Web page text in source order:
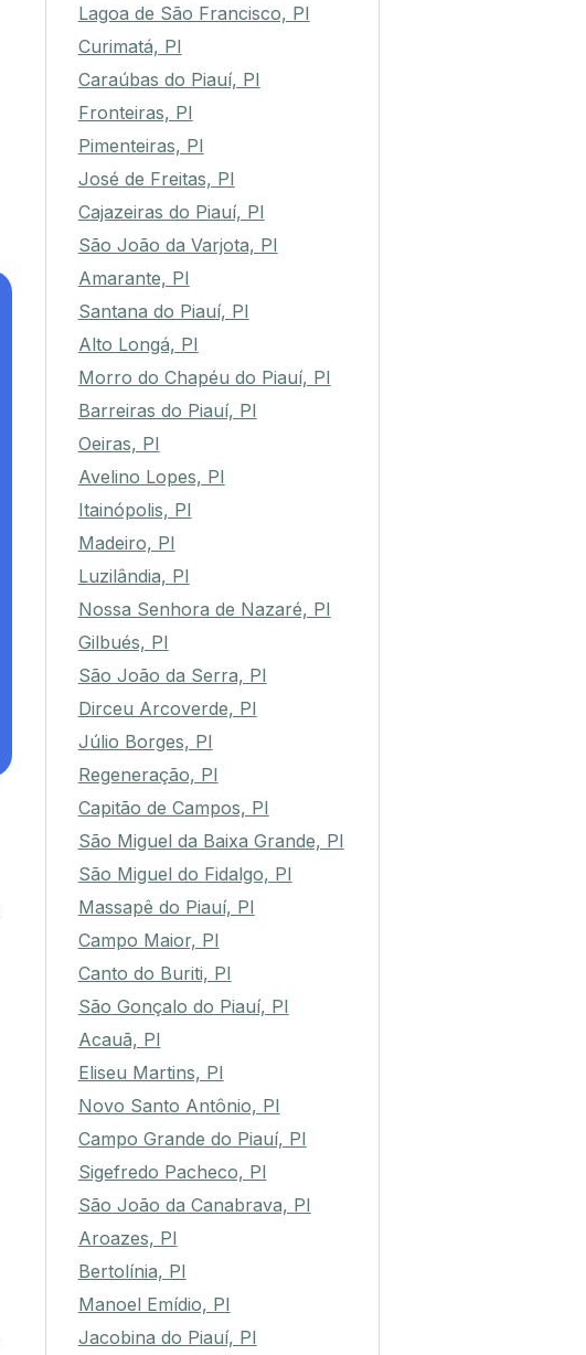
Lagoa de São Francisco, PI
Curimatá, PI
Caraúbas do Piauí, PI
Fronteiras, PI
Pimenteiras, PI
José de Freitas, PI
Cajazeiras do Piauí, PI
São João da Varjota, PI
Amarante, PI
Santana do Piauí, PI
Alto Longá, PI
Morro do Chapéu do Piauí, PI
Barreiras do Piauí, PI
Oeiras, PI
Avelino Lopes, PI
Itainópolis, PI
Madeiro, PI
Luzilândia, PI
Nossa Senhora de Nazaré, PI
Gilbués, PI
São João da Serra, PI
Dirceu Arcoverde, PI
Júlio Borges, PI
Regeneração, PI
Capitão de Campos, PI
São Miguel da Baixa Grande, PI
São Miguel do Fidalgo, PI
Massapê do Piauí, PI
Campo Maior, PI
Canto do Buriti, PI
São Gonçalo do Piauí, PI
Acauã, PI
Eliseu Martins, PI
Novo Santo Antônio, PI
Campo Grande do Piauí, PI
Sigefredo Pacheco, PI
São João da Canabrava, PI
Aroazes, PI
Bertolínia, PI
Manoel Emídio, PI
Jacobina do Piauí, PI